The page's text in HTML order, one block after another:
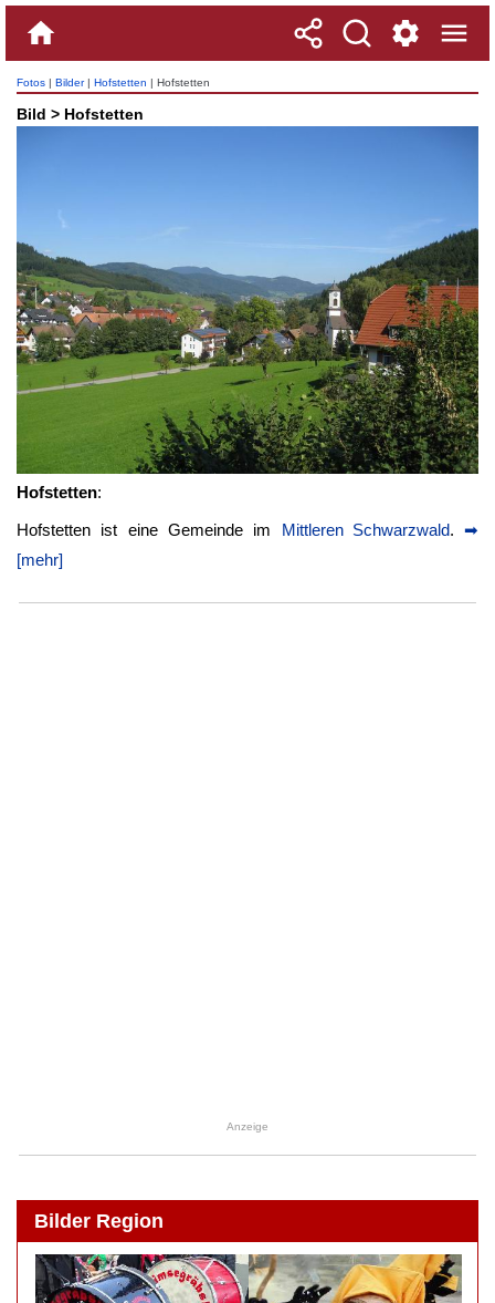
Fotos | Bilder| Hofstetten | Hofstetten
Bild > Hofstetten
Hofstetten:
Hofstetten ist eine Gemeinde im Mittleren Schwarzwald. ➡
[mehr]
Anzeige
Bilder Region